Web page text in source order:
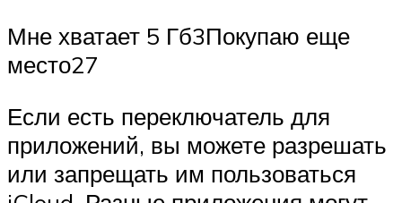
Мне хватает 5 Гб3Покупаю еще
место27
Если есть переключатель для
приложений, вы можете разрешать
или запрещать им пользоваться